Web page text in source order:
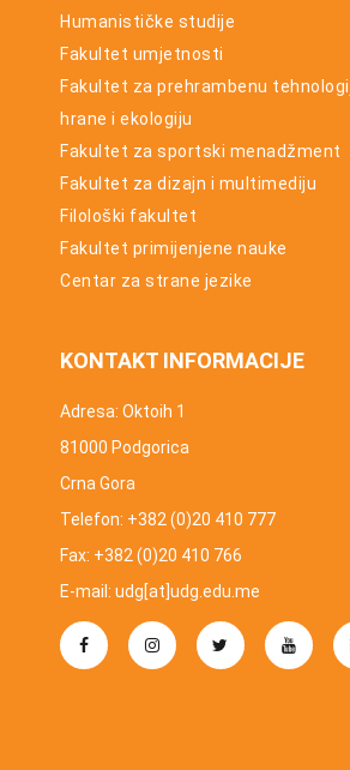
Humanističke studije
Fakultet umjetnosti
Fakultet za prehrambenu
hrane i ekologiju
Fakultet za sportski menadžment
Fakultet za dizajn i multimediju
Filološki fakultet
Fakultet primijenjene nauke
Centar za strane jezike
KONTAKT INFORMACIJE
Adresa: Oktoih 1
81000 Podgorica
Crna Gora
Telefon: +382 (0)20 410 777
Fax: +382 (0)20 410 766
E-mail: udg[at]udg.edu.me